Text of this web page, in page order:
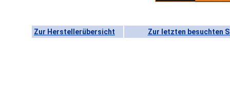
Zur Herstellerübersicht Zur letzten besuchten